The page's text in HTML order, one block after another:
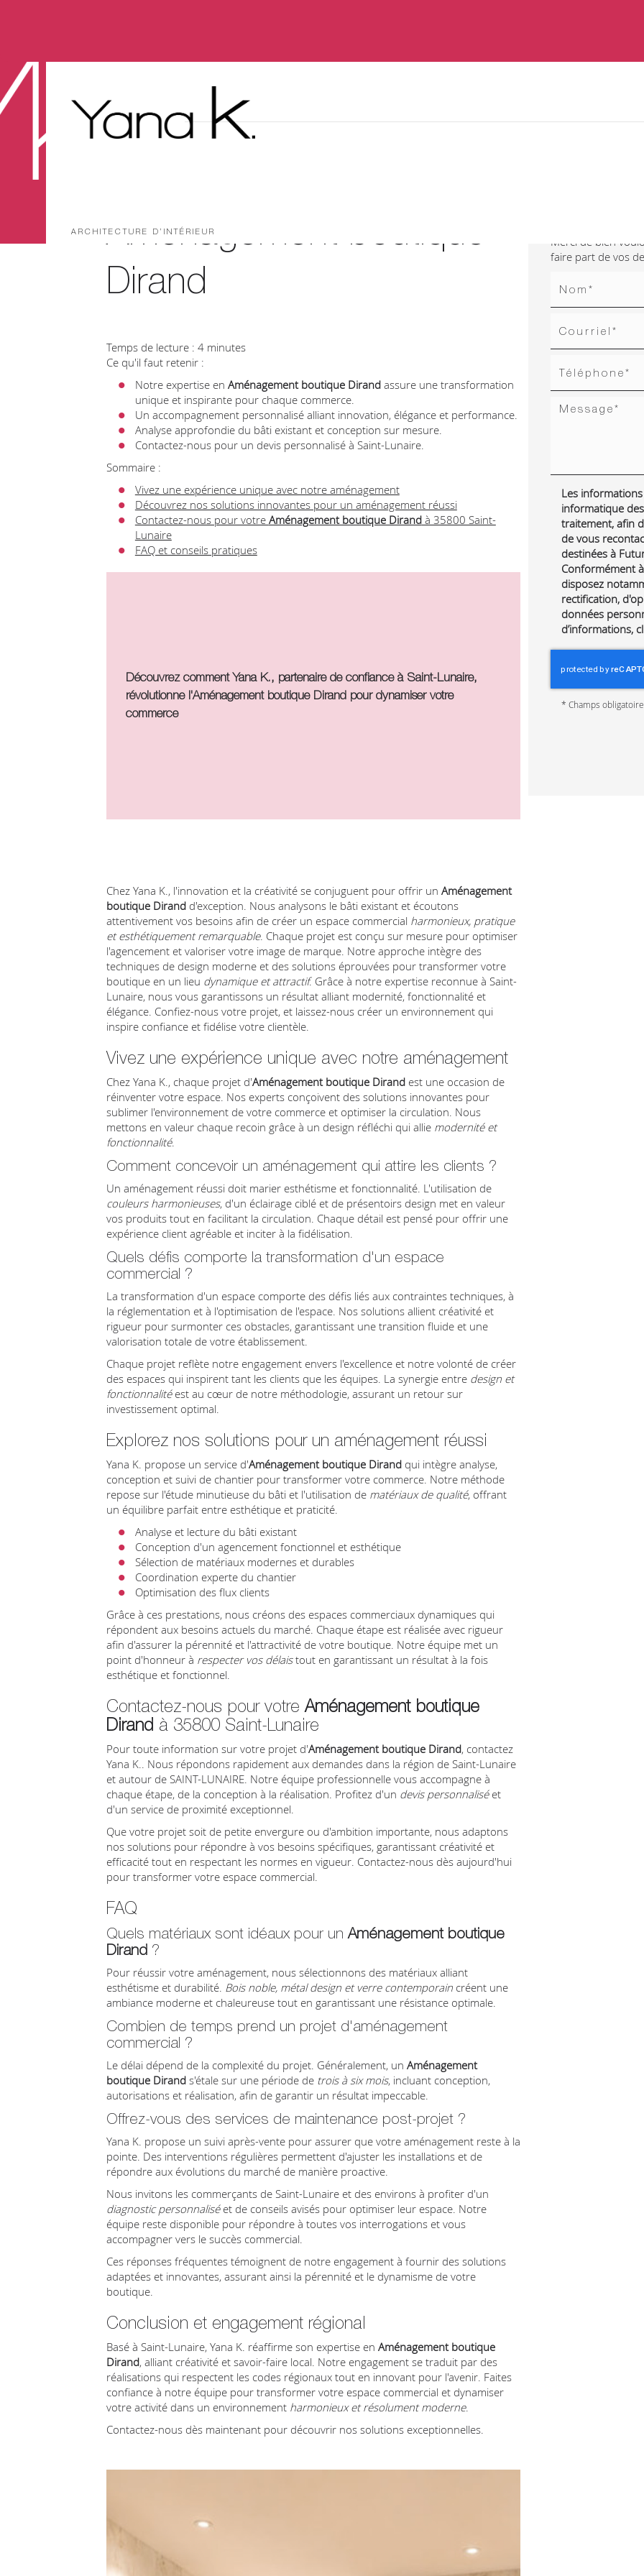
ARCHITECTURE D’INTÉRIEUR
Aménagement boutique
Dirand
Temps de lecture : 4 minutes
Ce qu'il faut retenir :
Notre expertise en Aménagement boutique Dirandassure une transformation
unique et inspirante pour chaque commerce.
Un accompagnement personnalisé alliant innovation, élégance et performance.
Analyse approfondie du bâti existant et conception sur mesure.
Contactez-nous pour un devis personnalisé à Saint-Lunaire.
Sommaire :
Vivez une expérience unique avec notre aménagement
Découvrez nos solutions innovantes pour un aménagement réussi
Contactez-nous pour votre Aménagement boutique Dirandà 35800 Saint-
Lunaire
FAQ et conseils pratiques
Découvrez comment Yana K., partenaire de confiance à Saint-Lunaire,
révolutionne l'Aménagement boutique Dirandpour dynamiser votre
commerce
Chez Yana K., l'innovation et la créativité se conjuguent pour offrir un Aménagement
boutique Dirandd'exception. Nous analysons le bâti existant et écoutons
attentivement vos besoins afin de créer un espace commercial harmonieux, pratique
et esthétiquement remarquable. Chaque projet est conçu sur mesure pour optimiser
l'agencement et valoriser votre image de marque. Notre approche intègre des
techniques de design moderne et des solutions éprouvées pour transformer votre
boutique en un lieu dynamique et attractif. Grâce à notre expertise reconnue à Saint-
Lunaire, nous vous garantissons un résultat alliant modernité, fonctionnalité et
élégance. Confiez-nous votre projet, et laissez-nous créer un environnement qui
inspire confiance et fidélise votre clientèle.
Vivez une expérience unique avec notre aménagement
Chez Yana K., chaque projet d'Aménagement boutique Dirandest une occasion de
réinventer votre espace. Nos experts conçoivent des solutions innovantes pour
sublimer l'environnement de votre commerce et optimiser la circulation. Nous
mettons en valeur chaque recoin grâce à un design réfléchi qui allie modernité et
fonctionnalité.
Comment concevoir un aménagement qui attire les clients ?
Un aménagement réussi doit marier esthétisme et fonctionnalité. L'utilisation de
couleurs harmonieuses, d'un éclairage ciblé et de présentoirs design met en valeur
vos produits tout en facilitant la circulation. Chaque détail est pensé pour offrir une
expérience client agréable et inciter à la fidélisation.
Quels défis comporte la transformation d'un espace
commercial ?
La transformation d'un espace comporte des défis liés aux contraintes techniques, à
la réglementation et à l'optimisation de l'espace. Nos solutions allient créativité et
rigueur pour surmonter ces obstacles, garantissant une transition fluide et une
valorisation totale de votre établissement.
Chaque projet reflète notre engagement envers l'excellence et notre volonté de créer
des espaces qui inspirent tant les clients que les équipes. La synergie entre design et
fonctionnalitéest au cœur de notre méthodologie, assurant un retour sur
investissement optimal.
Explorez nos solutions pour un aménagement réussi
Yana K. propose un service d'Aménagement boutique Dirandqui intègre analyse,
conception et suivi de chantier pour transformer votre commerce. Notre méthode
repose sur l'étude minutieuse du bâti et l'utilisation de matériaux de qualité, offrant
un équilibre parfait entre esthétique et praticité.
Analyse et lecture du bâti existant
Conception d'un agencement fonctionnel et esthétique
Sélection de matériaux modernes et durables
Coordination experte du chantier
Optimisation des flux clients
Grâce à ces prestations, nous créons des espaces commerciaux dynamiques qui
répondent aux besoins actuels du marché. Chaque étape est réalisée avec rigueur
afin d'assurer la pérennité et l'attractivité de votre boutique. Notre équipe met un
point d'honneur à respecter vos délaistout en garantissant un résultat à la fois
esthétique et fonctionnel.
Contactez-nous pour votre Aménagement boutique
Dirand à 35800 Saint-Lunaire
Pour toute information sur votre projet d'Aménagement boutique Dirand, contactez
Yana K.. Nous répondons rapidement aux demandes dans la région de Saint-Lunaire
et autour de SAINT-LUNAIRE. Notre équipe professionnelle vous accompagne à
chaque étape, de la conception à la réalisation. Profitez d'un devis personnaliséet
d'un service de proximité exceptionnel.
Que votre projet soit de petite envergure ou d'ambition importante, nous adaptons
nos solutions pour répondre à vos besoins spécifiques, garantissant créativité et
efficacité tout en respectant les normes en vigueur. Contactez-nous dès aujourd'hui
pour transformer votre espace commercial.
FAQ
Quels matériaux sont idéaux pour un Aménagement boutique
Dirand ?
Pour réussir votre aménagement, nous sélectionnons des matériaux alliant
esthétisme et durabilité. Bois noble, métal design et verre contemporaincréent une
ambiance moderne et chaleureuse tout en garantissant une résistance optimale.
Combien de temps prend un projet d'aménagement
commercial ?
Le délai dépend de la complexité du projet. Généralement, un Aménagement
boutique Dirands'étale sur une période de trois à six mois, incluant conception,
autorisations et réalisation, afin de garantir un résultat impeccable.
Offrez-vous des services de maintenance post-projet ?
Yana K. propose un suivi après-vente pour assurer que votre aménagement reste à la
pointe. Des interventions régulières permettent d'ajuster les installations et de
répondre aux évolutions du marché de manière proactive.
Nous invitons les commerçants de Saint-Lunaire et des environs à profiter d'un
diagnostic personnaliséet de conseils avisés pour optimiser leur espace. Notre
équipe reste disponible pour répondre à toutes vos interrogations et vous
accompagner vers le succès commercial.
Ces réponses fréquentes témoignent de notre engagement à fournir des solutions
adaptées et innovantes, assurant ainsi la pérennité et le dynamisme de votre
boutique.
Conclusion et engagement régional
Basé à Saint-Lunaire, Yana K. réaffirme son expertise en Aménagement boutique
Dirand, alliant créativité et savoir-faire local. Notre engagement se traduit par des
réalisations qui respectent les codes régionaux tout en innovant pour l'avenir. Faites
confiance à notre équipe pour transformer votre espace commercial et dynamiser
votre activité dans un environnement harmonieux et résolument moderne.
Contactez-nous dès maintenant pour découvrir nos solutions exceptionnelles.
Merci de bien
faire part de vos
Les
informatique
traitement, afin
de vous
destinées à
Conformément
disposez
rectification,
données
d’informations,
*Champs